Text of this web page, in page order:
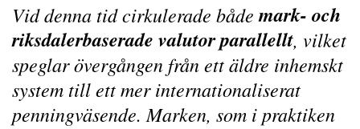
Vid denna tid cirkulerade bådemark- och
riksdalerbaserade valutor parallellt, vilket
speglar övergången från ett äldre inhemskt
system till ett mer internationaliserat
penningväsende. Marken, som i praktiken